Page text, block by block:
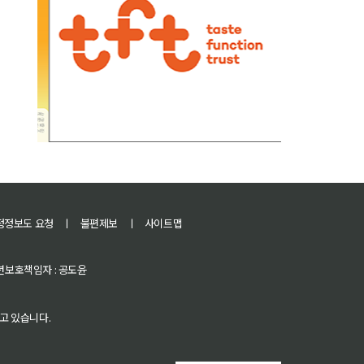
보도 요청 ㅣ 불편제보 ㅣ 사이트맵
보호책임자 : 공도윤
있습니다.